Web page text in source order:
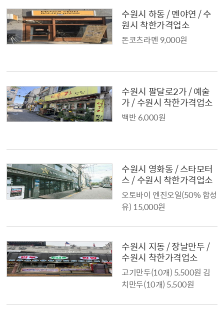
수원시 하동 / 멘야연 / 수
원시 착한가격업소
돈코츠라멘 9,000원
수원시 팔달로2가 / 예술
가 / 수원시 착한가격업소
백반 6,000원
수원시 영화동 / 스타모터
스 / 수원시 착한가격업소
오토바이 엔진오일(50% 합성
유) 15,000원
수원시 지동 / 장날만두 /
수원시 착한가격업소
고기만두(10개) 5,500원 김
치만두(10개) 5,500원